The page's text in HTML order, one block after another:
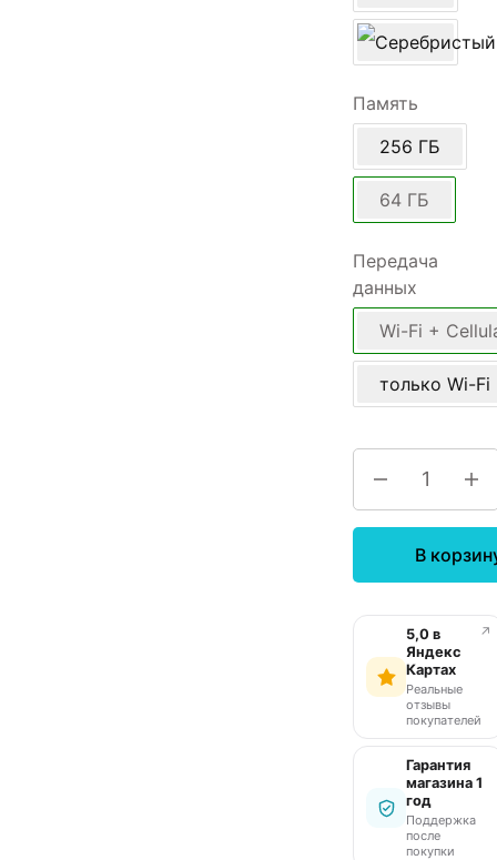
Память
256 ГБ
64 ГБ
Передача
данных
Wi-Fi +
только Wi-Fi
В
5,0 в
Яндекс
Картах
Реальные
отзывы
покупателей
↗
Гарантия
магазина 1
год
Поддержка
после
покупки